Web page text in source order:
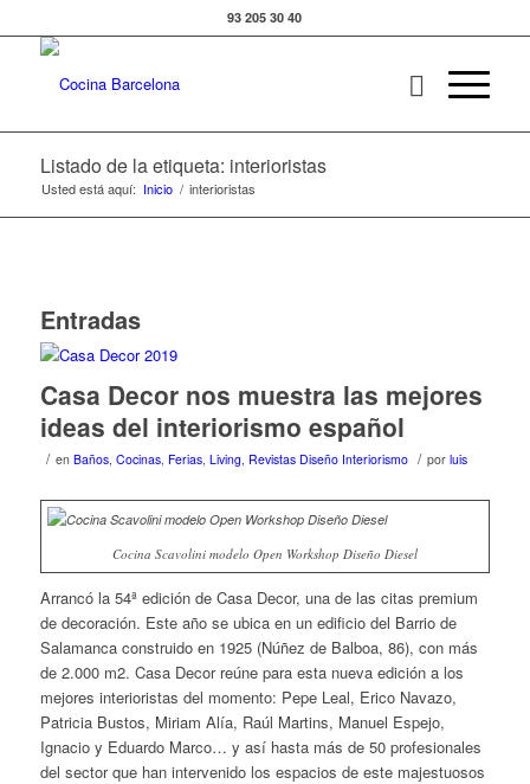
93 205 30 40
Listado de la etiqueta: interioristas
Usted está aquí: Inicio / interioristas
Entradas
Casa Decor nos muestra las mejores
ideas del interiorismo español
/ en Baños, Cocinas, Ferias, Living, Revistas Diseño Interiorismo / por luis
Cocina Scavolini modelo Open Workshop Diseño Diesel
Arrancó la 54ª edición de Casa Decor, una de las citas premium
de decoración. Este año se ubica en un edificio del Barrio de
Salamanca construido en 1925 (Núñez de Balboa, 86), con más
de 2.000 m2. Casa Decor reúne para esta nueva edición a los
mejores interioristas del momento: Pepe Leal, Erico Navazo,
Patricia Bustos, Miriam Alía, Raúl Martins, Manuel Espejo,
Ignacio y Eduardo Marco… y así hasta más de 50 profesionales
del sector que han intervenido los espacios de este majestuosos